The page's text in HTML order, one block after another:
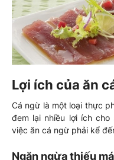
Lợi ích của ăn
Cá ngừ là một loại thực
đem lại nhiều lợi ích
việc ăn cá ngừ phải kể
Ngăn ngừa thiếu